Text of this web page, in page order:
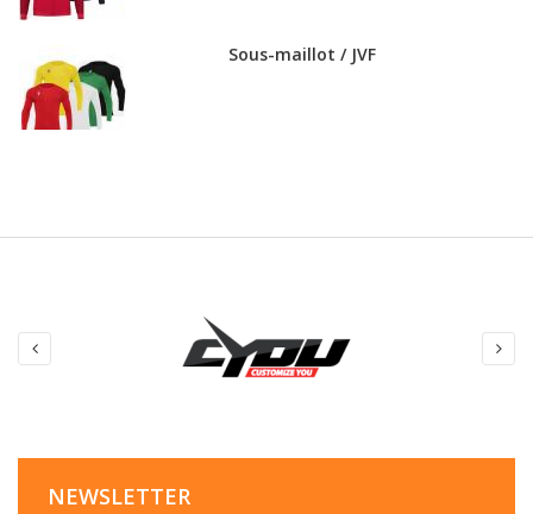
NEWSLETTER